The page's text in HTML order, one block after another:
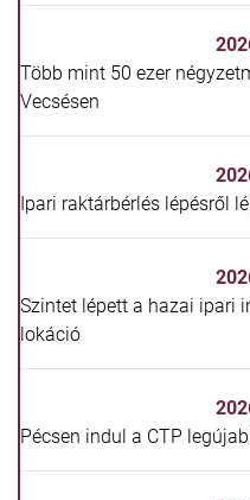
Több mint 50 ezer
Vecsésen
Ipari raktárbérlés lépésről
Szintet lépett a hazai ipari
lokáció
Pécsen indul a CTP